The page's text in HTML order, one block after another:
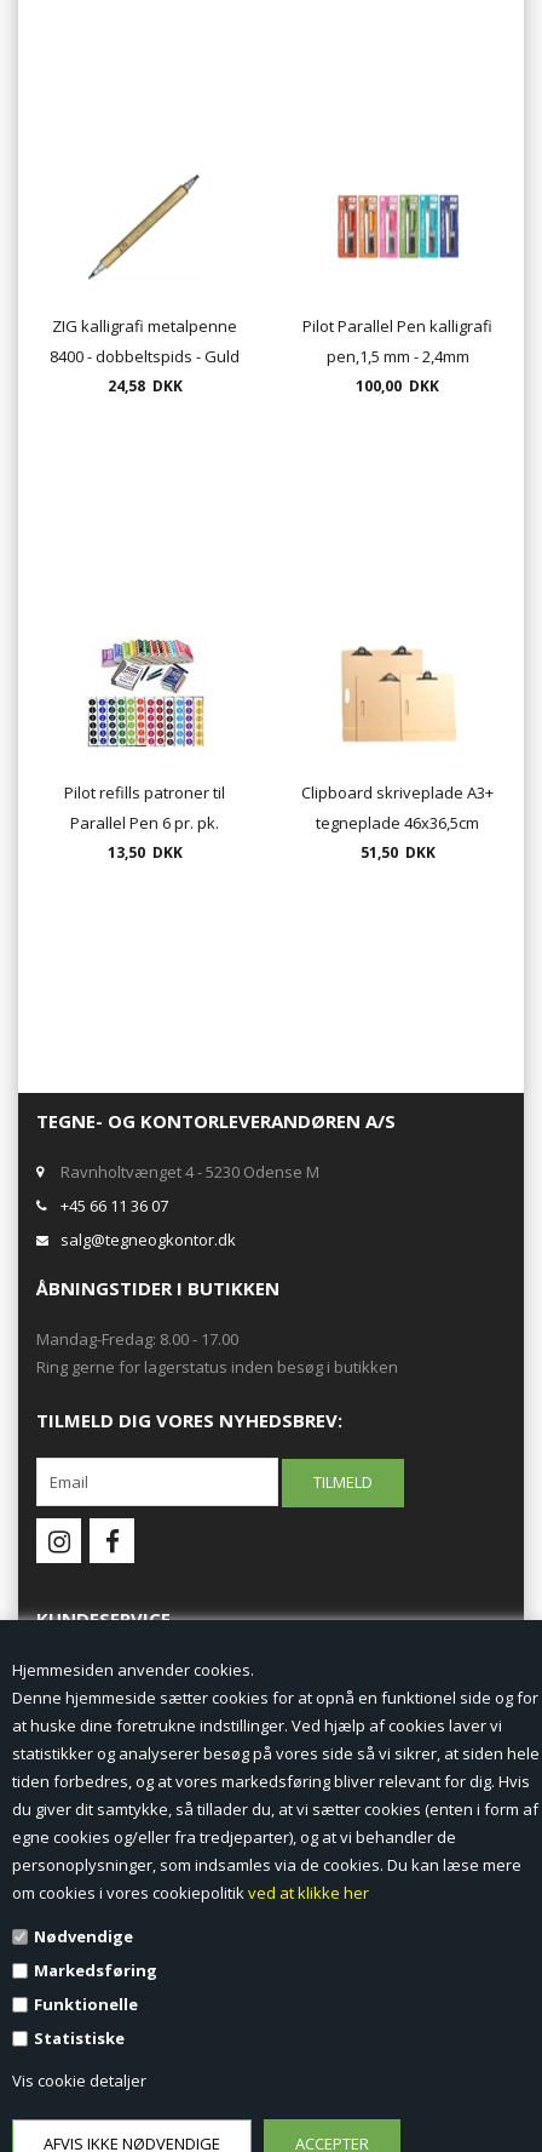
Hjemmesiden anvender cookies.
Denne hjemmeside sætter cookies for at opnå en funktionel side og for
at huske dine foretrukne indstillinger. Ved hjælp af cookies laver vi
statistikker og analyserer besøg på vores side så vi sikrer, at siden hele
tiden forbedres, og at vores markedsføring bliver relevant for dig. Hvis
du giver dit samtykke, så tillader du, at vi sætter cookies (enten i form af
egne cookies og/eller fra tredjeparter), og at vi behandler de
personoplysninger, som indsamles via de cookies. Du kan læse mere
om cookies i vores cookiepolitikved at klikke her
Nødvendige
Markedsføring
Funktionelle
Statistiske
Vis cookie detaljer
ZIG kalligrafi metalpenne
8400 - dobbeltspids - Guld
eller Sølv
24,58 DKK
Pilot Parallel Pen kalligrafi
pen,1,5 mm - 2,4mm
3,0mm - 3,8mm - 4,5mm og
100,00 DKK
Pilot refills patroner til
Parallel Pen 6 pr. pk.
13,50 DKK
Clipboard skriveplade A3+
tegneplade 46x36,5cm
tykkelse 5mm med
51,50 DKK
TEGNE- OG KONTORLEVERANDØREN A/S
Ravnholtvænget 4 - 5230 Odense M
+45 66 11 36 07
salg@tegneogkontor.dk
ÅBNINGSTIDER I BUTIKKEN
Mandag-Fredag: 8.00 - 17.00
Ring gerne for lagerstatus inden besøg i butikken
TILMELD DIG VORES NYHEDSBREV:
KUNDESERVICE
Forside
Min Konto
Nyheder
Vilkår og betingelser
Profil
Erhverv log ind (B2B)
Kontakt
Favorit
Fortrydelsesformular